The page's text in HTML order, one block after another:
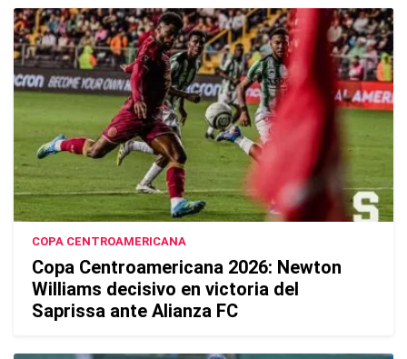
COPA CENTROAMERICANA
Copa Centroamericana 2026: Newton
Williams decisivo en victoria del
Saprissa ante Alianza FC